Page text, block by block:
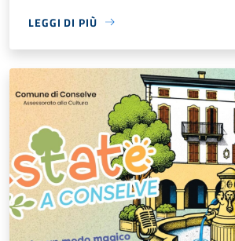
LEGGI DI PIÙ